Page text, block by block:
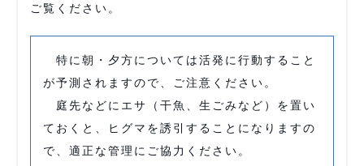
ご覧ください。
特に朝・夕方については活発に行動すること
が予測されますので、ご注意ください。
庭先などにエサ（干魚、生ごみなど）を置い
ておくと、ヒグマを誘引することになりますの
で、適正な管理にご協力ください。